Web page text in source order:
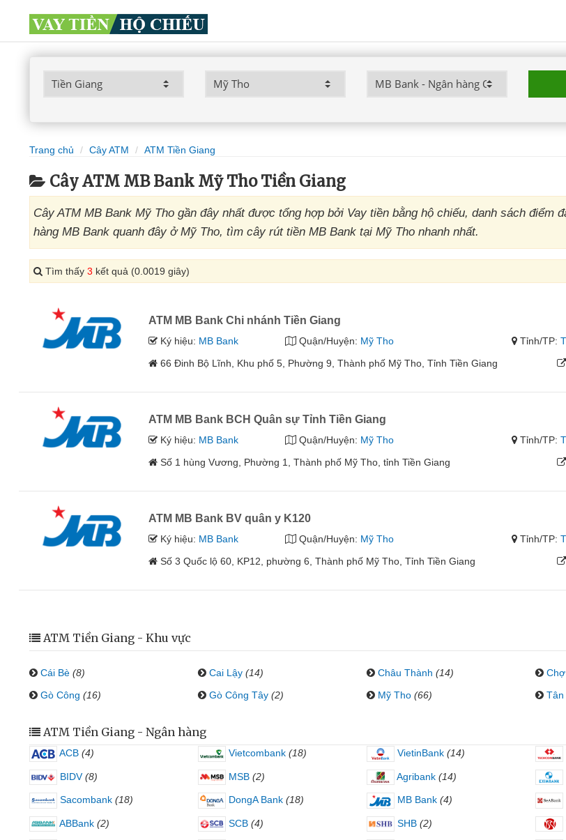
Trang chủ Cây ATM ATM Tiền Giang
Cây ATM MB Bank Mỹ Tho Tiền Giang
Cây ATM MB Bank Mỹ Tho gần đây nhất được tổng hợp bởi Vay tiền bằng hộ chiếu, danh sách điểm
hàng MB Bank quanh đây ở Mỹ Tho, tìm cây rút tiền MB Bank tại Mỹ Tho nhanh nhất.
Tìm thấy 3 kết quả (0.0019 giây)
ATM MB Bank Chi nhánh Tiền Giang
Ký hiệu: MB Bank Quận/Huyện: Mỹ Tho Tỉnh/TP:
66 Đinh Bộ Lĩnh, Khu phố 5, Phường 9, Thành phố Mỹ Tho, Tỉnh Tiền Giang
ATM MB Bank BCH Quân sự Tỉnh Tiền Giang
Ký hiệu: MB Bank Quận/Huyện: Mỹ Tho Tỉnh/TP:
Số 1 hùng Vương, Phường 1, Thành phố Mỹ Tho, tỉnh Tiền Giang
ATM MB Bank BV quân y K120
Ký hiệu: MB Bank Quận/Huyện: Mỹ Tho Tỉnh/TP:
Số 3 Quốc lộ 60, KP12, phường 6, Thành phố Mỹ Tho, Tỉnh Tiền Giang
ATM Tiền Giang - Khu vực
Cái Bè (8) Cai Lậy (14) Châu Thành (14)
Gò Công (16) Gò Công Tây (2) Mỹ Tho (66) Tân
ATM Tiền Giang - Ngân hàng
ACB (4) Vietcombank (18) VietinBank (14)
BIDV (8) MSB (2) Agribank (14)
Sacombank (18) DongA Bank (18) MB Bank (4)
ABBank (2) SCB (4) SHB (2)